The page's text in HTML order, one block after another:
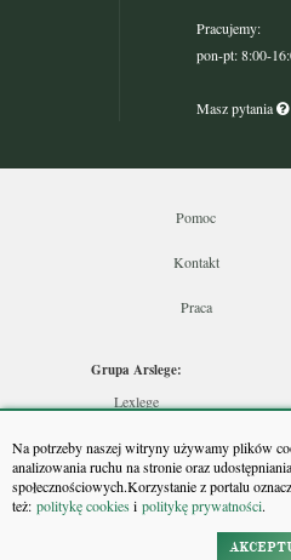
Na potrzeby naszej witryny używamy plików
analizowania ruchu na stronie oraz
społecznościowych.Korzystanie z portalu
też: politykę cookiesi politykę prywatności.
Pracujemy:
pon-pt: 8:00-
Masz pytania
Pomoc
Kontakt
Praca
Grupa Arslege:
Lexlege
Skarbowcy
Urzędnik
Rzeczoznawca